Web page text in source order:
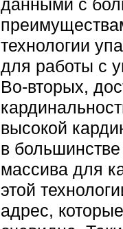
данными с
технологии
для работы с
Во-вторых,
высокой
в
массива для
этой
адрес,